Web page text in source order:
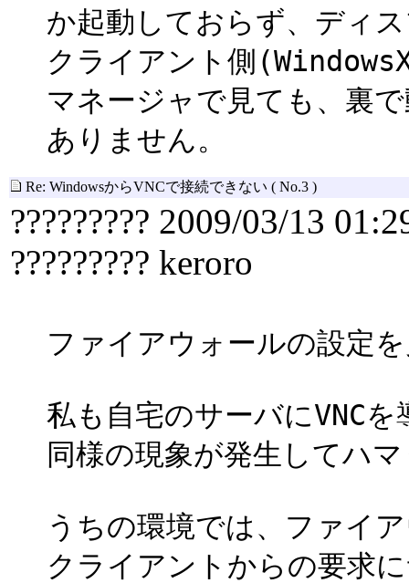
か起動しておらず、ディ
クライアント側
マネージャで見ても、裏
ありません。
Re: WindowsからVNCで接続できない ( No.3 )
????????? 2009/03/13
????????? keroro
ファイアウォールの設定
私も自宅のサーバにVNC
同様の現象が発生してハ
うちの環境では、ファイ
クライアントからの要求